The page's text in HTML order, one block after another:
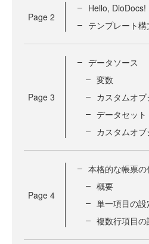
Page 2
Hello, DioDocs!
テンプレート構
Page 3
データソース
変数
カスタムオブ
データセッ
カスタムオ
Page 4
本格的な帳票の
概要
単一項目の設
複数行項目の